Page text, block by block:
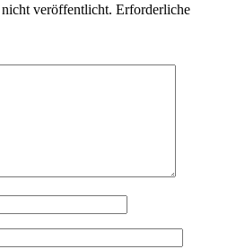
veröffentlicht. Erforderliche